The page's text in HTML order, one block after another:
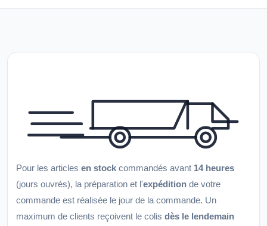
Pour les articles en stock commandés avant 14 heures
(jours ouvrés), la préparation et l'expédition de votre
commande est réalisée le jour de la commande. Un
maximum de clients reçoivent le colis dès le lendemain